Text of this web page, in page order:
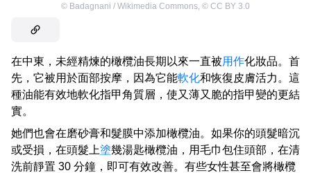
© Badagnani / Wikimedia Commons, © CC BY 3.0
在中東，未經精煉的橄欖油長期以來一直被用作化妝品。首
先，它被用於面部按摩，因為它能軟化和恢復皮膚活力。這
種油能有效地軟化指甲角質層，使又薄又脆的指甲變的更結
實。
她們也會在磨砂膏和髮膜中添加橄欖油。如果你的頭髮暗沉
或受損，在頭髮上塗幾湯匙橄欖油，用毛巾包住頭部，在清
洗前靜置 30 分鐘，即可有效改善。有些女性甚至會將橄欖